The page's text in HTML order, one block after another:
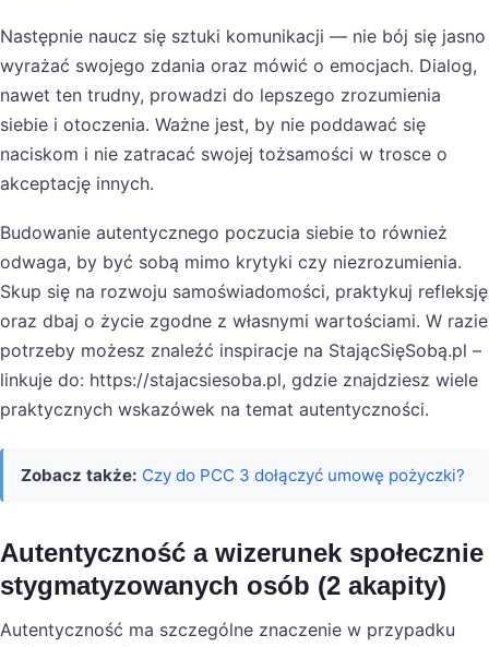
Następnie naucz się sztuki komunikacji — nie bój się jasno
wyrażać swojego zdania oraz mówić o emocjach. Dialog,
nawet ten trudny, prowadzi do lepszego zrozumienia
siebie i otoczenia. Ważne jest, by nie poddawać się
naciskom i nie zatracać swojej tożsamości w trosce o
akceptację innych.
Budowanie autentycznego poczucia siebie to również
odwaga, by być sobą mimo krytyki czy niezrozumienia.
Skup się na rozwoju samoświadomości, praktykuj refleksję
oraz dbaj o życie zgodne z własnymi wartościami. W razie
potrzeby możesz znaleźć inspiracje na StającSięSobą.pl –
linkuje do: https://stajacsiesoba.pl, gdzie znajdziesz wiele
praktycznych wskazówek na temat autentyczności.
Zobacz także: Czy do PCC 3 dołączyć umowę pożyczki?
Autentyczność a wizerunek społecznie
stygmatyzowanych osób (2 akapity)
Autentyczność ma szczególne znaczenie w przypadku